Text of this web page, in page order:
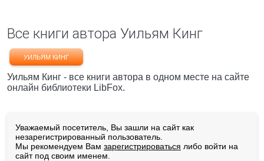
Все книги автора Уильям Кинг
УИЛЬЯМ КИНГ
Уильям Кинг - все книги автора в одном месте на сайте
онлайн библиотеки LibFox.
Уважаемый посетитель, Вы зашли на сайт как
незарегистрированный пользователь.
Мы рекомендуем Вам зарегистрироваться либо войти на
сайт под своим именем.